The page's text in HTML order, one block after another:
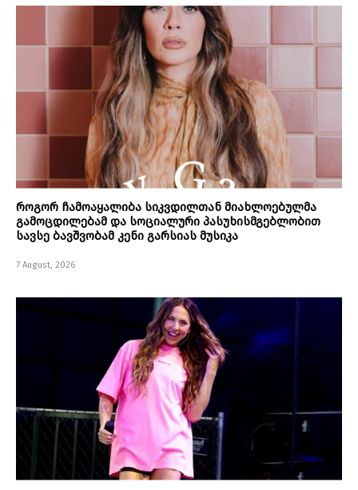
როგორ ჩამოაყალიბა სიკვდილთან მიახლოებულმა
გამოცდილებამ და სოციალური პასუხისმგებლობით
სავსე ბავშვობამ კენი გარსიას მუსიკა
7 August, 2026